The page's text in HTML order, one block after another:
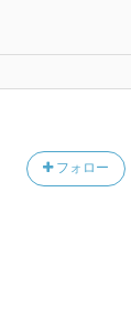
フォロー